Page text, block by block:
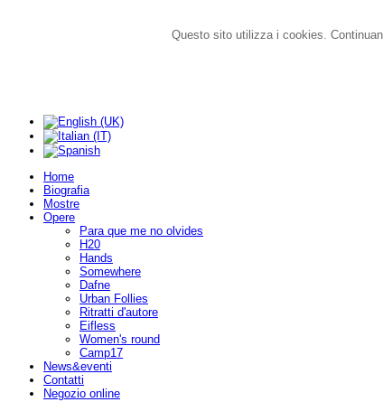
Questo sito utilizza i cookies.
Home
Biografia
Mostre
Opere
Para que me no olvides
H20
Hands
Somewhere
Dafne
Urban Follies
Ritratti d'autore
Eifless
Women's round
Camp17
News&eventi
Contatti
Negozio online